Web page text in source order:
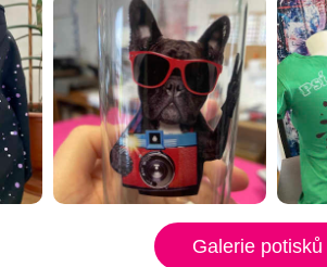
Galerie potisků